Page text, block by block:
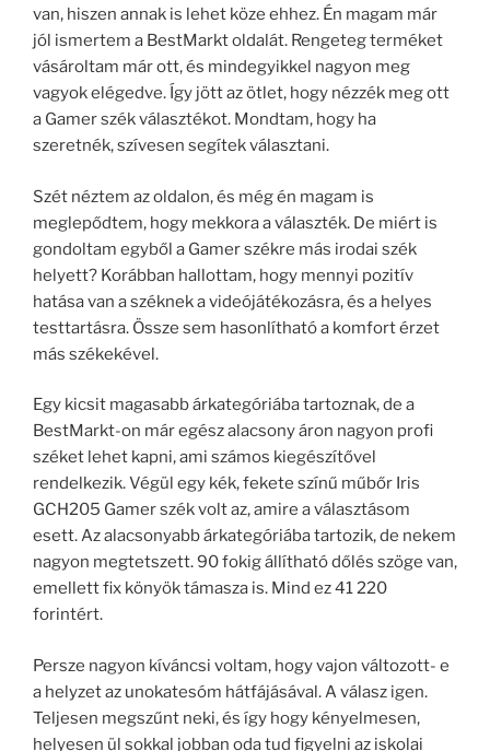
van, hiszen annak is lehet köze ehhez. Én magam már
jól ismertem a BestMarkt oldalát. Rengeteg terméket
vásároltam már ott, és mindegyikkel nagyon meg
vagyok elégedve. Így jött az ötlet, hogy nézzék meg ott
a Gamer szék választékot. Mondtam, hogy ha
szeretnék, szívesen segítek választani.
Szét néztem az oldalon, és még én magam is
meglepődtem, hogy mekkora a választék. De miért is
gondoltam egyből a Gamer székre más irodai szék
helyett? Korábban hallottam, hogy mennyi pozitív
hatása van a széknek a videójátékozásra, és a helyes
testtartásra. Össze sem hasonlítható a komfort érzet
más székekével.
Egy kicsit magasabb árkategóriába tartoznak, de a
BestMarkt-on már egész alacsony áron nagyon profi
széket lehet kapni, ami számos kiegészítővel
rendelkezik. Végül egy kék, fekete színű műbőr Iris
GCH205 Gamer szék volt az, amire a választásom
esett. Az alacsonyabb árkategóriába tartozik, de nekem
nagyon megtetszett. 90 fokig állítható dőlés szöge van,
emellett fix könyök támasza is. Mind ez 41 220
forintért.
Persze nagyon kíváncsi voltam, hogy vajon változott- e
a helyzet az unokatesóm hátfájásával. A válasz igen.
Teljesen megszűnt neki, és így hogy kényelmesen,
helyesen ül sokkal jobban oda tud figyelni az iskolai